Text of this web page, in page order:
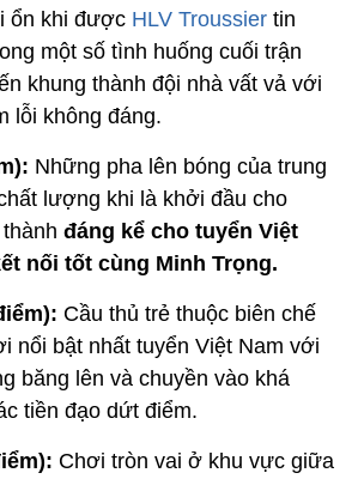
ổn khi được HLV Troussier tin
một số tình huống cuối trận
khung thành đội nhà vất vả với
lỗi không đáng.
Những pha lên bóng của trung
lượng khi là khởi đầu cho
đáng kể cho tuyển Việt
nối tốt cùng Minh Trọng.
Cầu thủ trẻ thuộc biên chế
nổi bật nhất tuyển Việt Nam với
băng lên và chuyền vào khá
tiền đạo dứt điểm.
Chơi tròn vai ở khu vực giữa